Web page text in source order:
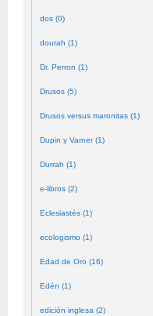
dos (0)
dourah (1)
Dr. Perron (1)
Drusos (5)
Drusos versus maronitas (1)
Dupin y Varner (1)
Durrah (1)
e-libros (2)
Eclesiastés (1)
ecologismo (1)
Edad de Oro (16)
Edén (1)
edición inglesa (2)